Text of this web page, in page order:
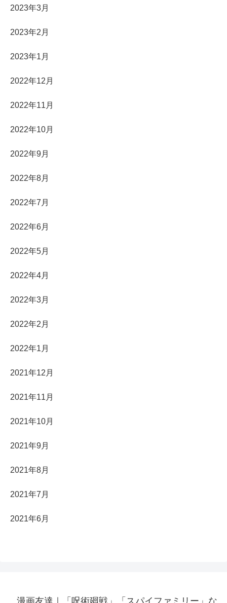
2023年3月
2023年2月
2023年1月
2022年12月
2022年11月
2022年10月
2022年9月
2022年8月
2022年7月
2022年6月
2022年5月
2022年4月
2022年3月
2022年2月
2022年1月
2021年12月
2021年11月
2021年10月
2021年9月
2021年8月
2021年7月
2021年6月